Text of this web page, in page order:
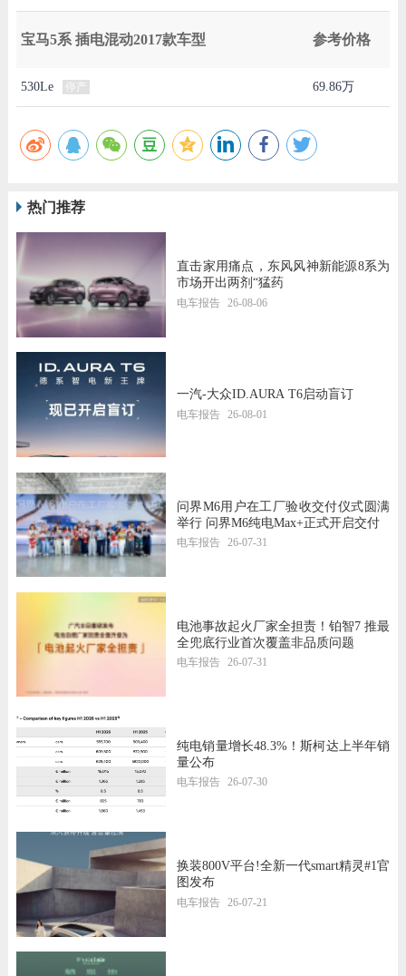
宝马5系 插电混动2017款车型 参考价格
530Le 停产 69.86万
热门推荐
直击家用痛点，东风风神新能源8系为
市场开出两剂“猛药
电车报告 26-08-06
一汽-大众ID.AURA T6启动盲订
电车报告 26-08-01
问界M6用户在工厂验收交付仪式圆满
举行 问界M6纯电Max+正式开启交付
电车报告 26-07-31
电池事故起火厂家全担责！铂智7 推最
全兜底行业首次覆盖非品质问题
电车报告 26-07-31
纯电销量增长48.3%！斯柯达上半年销
量公布
电车报告 26-07-30
换装800V平台!全新一代smart精灵#1官
图发布
电车报告 26-07-21